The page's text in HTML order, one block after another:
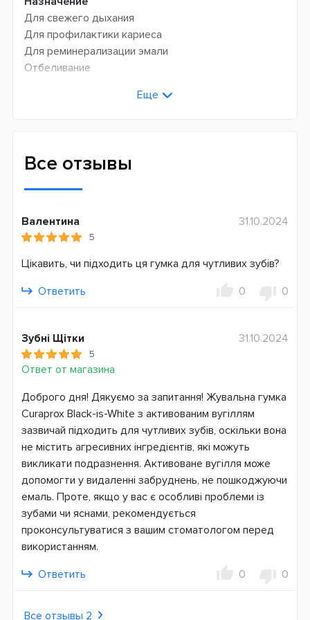
Для свежего дыхания
Для профилактики кариеса
Для реминерализации эмали
Отбеливание
С углем
Страна производитель
Еще
Все отзывы
Валентина
5
31.10.2024
Цікавить, чи підходить ця гумка для чутливих зубів?
Ответить
0 0
Зубні Щітки
5
Ответ от магазина
31.10.2024
Доброго дня! Дякуємо за запитання! Жувальна гумка
Curaprox Black-is-White з активованим вугіллям
зазвичай підходить для чутливих зубів, оскільки вона
не містить агресивних інгредієнтів, які можуть
викликати подразнення. Активоване вугілля може
допомогти у видаленні забруднень, не пошкоджуючи
емаль. Проте, якщо у вас є особливі проблеми із
зубами чи яснами, рекомендується
проконсультуватися з вашим стоматологом перед
використанням.
Ответить
0 0
Все отзывы 2